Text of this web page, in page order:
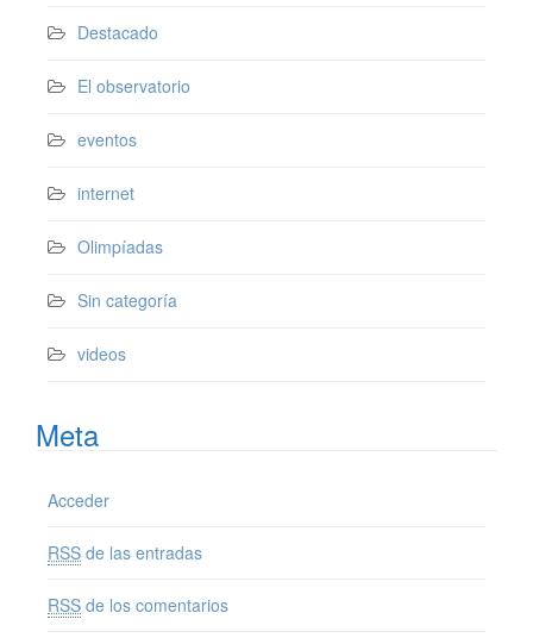
Destacado
El observatorio
eventos
internet
Olimpíadas
Sin categoría
videos
Meta
Acceder
RSS de las entradas
RSS de los comentarios